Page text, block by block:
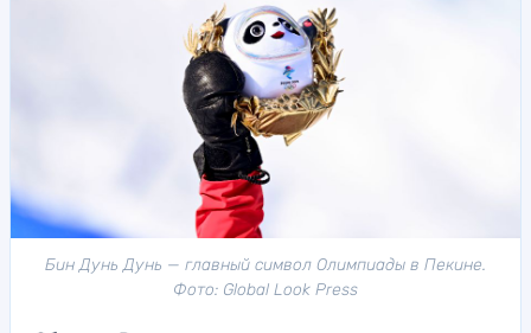
Бин Дунь Дунь — главный символ Олимпиады в Пекине.
Фото: Global Look Press